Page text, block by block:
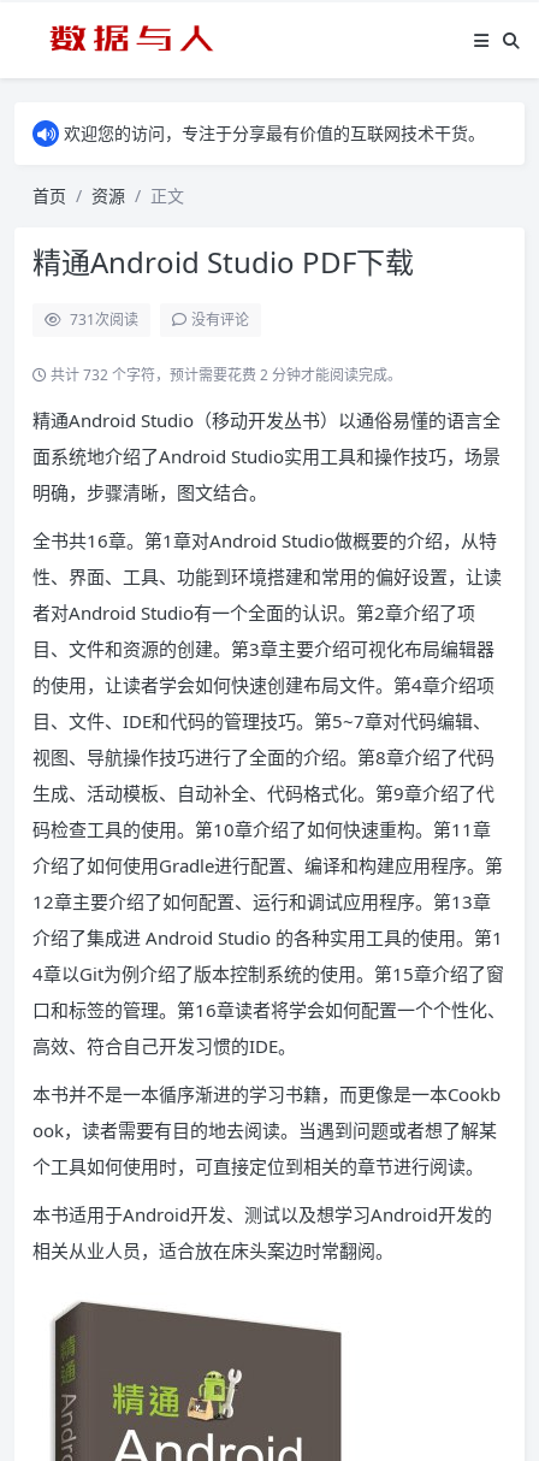
欢迎您的访问，专注于分享最有价值的互联网技术干货。
首页 资源 正文
精通Android Studio PDF下载
731次阅读 没有评论
共计 732 个字符，预计需要花费 2 分钟才能阅读完成。
精通Android Studio（移动开发丛书）以通俗易懂的语言全
面系统地介绍了Android Studio实用工具和操作技巧，场景
明确，步骤清晰，图文结合。
全书共16章。第1章对Android Studio做概要的介绍，从特
性、界面、工具、功能到环境搭建和常用的偏好设置，让读
者对Android Studio有一个全面的认识。第2章介绍了项
目、文件和资源的创建。第3章主要介绍可视化布局编辑器
的使用，让读者学会如何快速创建布局文件。第4章介绍项
目、文件、IDE和代码的管理技巧。第5~7章对代码编辑、
视图、导航操作技巧进行了全面的介绍。第8章介绍了代码
生成、活动模板、自动补全、代码格式化。第9章介绍了代
码检查工具的使用。第10章介绍了如何快速重构。第11章
介绍了如何使用Gradle进行配置、编译和构建应用程序。第
12章主要介绍了如何配置、运行和调试应用程序。第13章
介绍了集成进 Android Studio 的各种实用工具的使用。第1
4章以Git为例介绍了版本控制系统的使用。第15章介绍了窗
口和标签的管理。第16章读者将学会如何配置一个个性化、
高效、符合自己开发习惯的IDE。
本书并不是一本循序渐进的学习书籍，而更像是一本Cookb
ook，读者需要有目的地去阅读。当遇到问题或者想了解某
个工具如何使用时，可直接定位到相关的章节进行阅读。
本书适用于Android开发、测试以及想学习Android开发的
相关从业人员，适合放在床头案边时常翻阅。